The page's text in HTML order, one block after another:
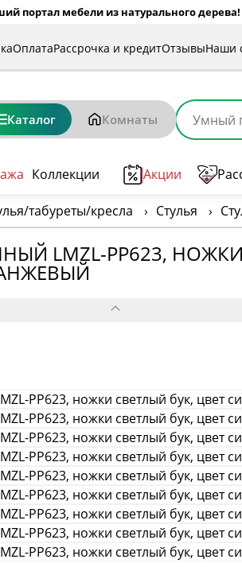
портал мебели из натурального дерева!
ОплатаРассрочка и кредитОтзывыНаши
Каталог Комнаты
Коллекции Акции
табуреты/кресла › Стулья ›
LMZL-PP623,